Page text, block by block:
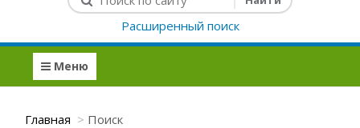
Расширенный поиск
Меню
Главная Поиск